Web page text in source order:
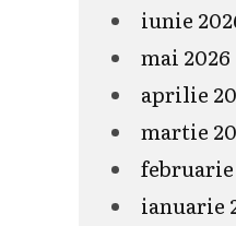
iunie
mai 2026
aprilie
martie
februarie
ianuarie